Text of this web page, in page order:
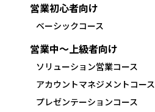
営業初心者向け
ベーシックコース
営業中〜上級者向け
ソリューション営業コース
アカウントマネジメントコース
プレゼンテーションコース